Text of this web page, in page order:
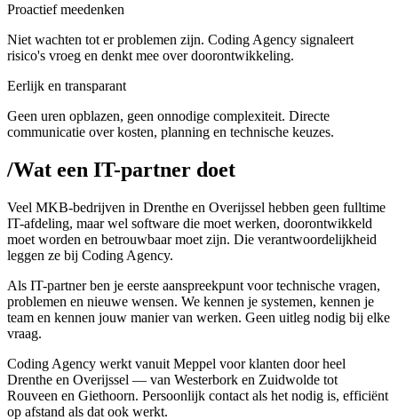
Proactief meedenken
Niet wachten tot er problemen zijn. Coding Agency signaleert
risico's vroeg en denkt mee over doorontwikkeling.
Eerlijk en transparant
Geen uren opblazen, geen onnodige complexiteit. Directe
communicatie over kosten, planning en technische keuzes.
/Wat een IT-partner doet
Veel MKB-bedrijven in Drenthe en Overijssel hebben geen fulltime
IT-afdeling, maar wel software die moet werken, doorontwikkeld
moet worden en betrouwbaar moet zijn. Die verantwoordelijkheid
leggen ze bij Coding Agency.
Als IT-partner ben je eerste aanspreekpunt voor technische vragen,
problemen en nieuwe wensen. We kennen je systemen, kennen je
team en kennen jouw manier van werken. Geen uitleg nodig bij elke
vraag.
Coding Agency werkt vanuit Meppel voor klanten door heel
Drenthe en Overijssel — van Westerbork en Zuidwolde tot
Rouveen en Giethoorn. Persoonlijk contact als het nodig is, efficiënt
op afstand als dat ook werkt.